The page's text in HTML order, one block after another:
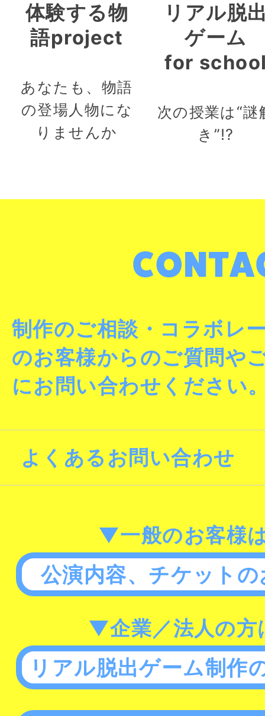
体験する物
語project
あなたも、物語
の登場人物にな
りませんか
リアル脱
ゲーム
for
次の授業は“謎
き”!?
制作のご相談・コラボレ
のお客様からのご質問や
にお問い合わせください
よくあるお問い合わせ
▼一般のお客様
公演内容、チケット
▼企業／法人の方
リアル脱出ゲーム制作